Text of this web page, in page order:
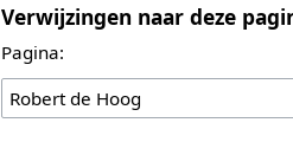
Verwijzingen naar deze
Pagina: